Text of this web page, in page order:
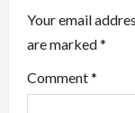
i
g
a
Your email
are marked*
Comment*